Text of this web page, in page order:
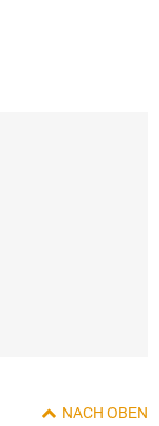
NACH OBEN